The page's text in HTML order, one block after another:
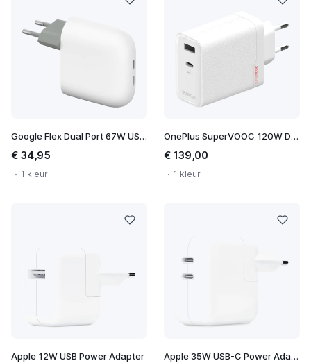
Google Flex Dual Port 67W USB-C Fast Charger
€ 34,95
1 kleur
OnePlus SuperVOOC 120W Dual Ports GaN Power Adapter
€ 139,00
1 kleur
Apple 12W USB Power Adapter Apple 35W USB-C Power Adapter